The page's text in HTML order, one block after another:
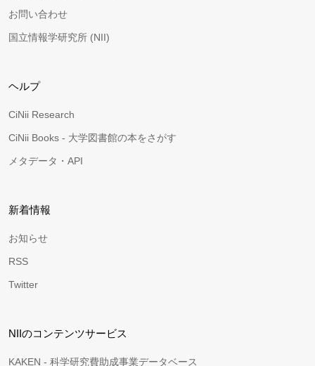
お問い合わせ
国立情報学研究所 (NII)
ヘルプ
CiNii Research
CiNii Books - 大学図書館の本をさがす
メタデータ・API
新着情報
お知らせ
RSS
Twitter
NIIのコンテンツサービス
KAKEN - 科学研究費助成事業データベース